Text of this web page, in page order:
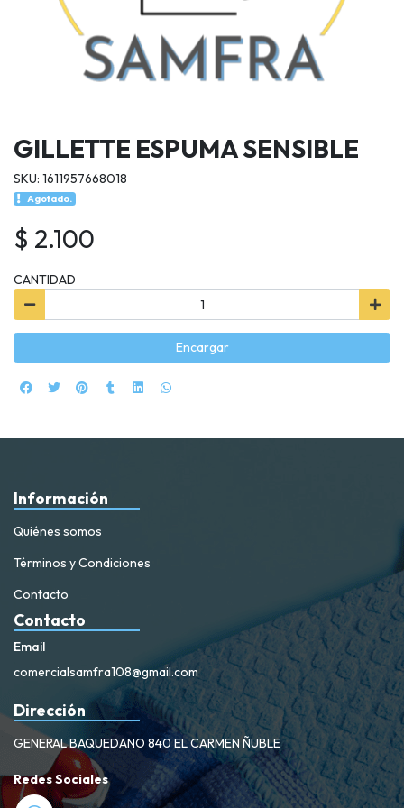
GILLETTE ESPUMA SENSIBLE
SKU: 1611957668018
Agotado.
$ 2.100
CANTIDAD
Encargar
Información
Quiénes somos
Términos y Condiciones
Contacto
Contacto
Email
comercialsamfra108@gmail.com
Dirección
GENERAL BAQUEDANO 840 EL CARMEN ÑUBLE
Redes Sociales